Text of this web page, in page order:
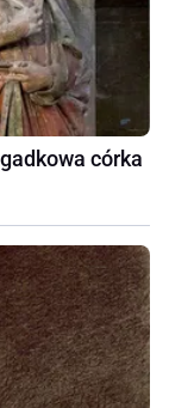
córka